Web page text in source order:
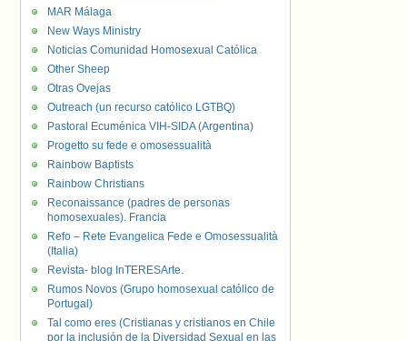
MAR Málaga
New Ways Ministry
Noticias Comunidad Homosexual Católica
Other Sheep
Otras Ovejas
Outreach (un recurso católico LGTBQ)
Pastoral Ecuménica VIH-SIDA (Argentina)
Progetto su fede e omosessualità
Rainbow Baptists
Rainbow Christians
Reconaissance (padres de personas
homosexuales). Francia
Refo – Rete Evangelica Fede e Omosessualità
(Italia)
Revista- blog InTERESArte.
Rumos Novos (Grupo homosexual católico de
Portugal)
Tal como eres (Cristianas y cristianos en Chile
por la inclusión de la Diversidad Sexual en las